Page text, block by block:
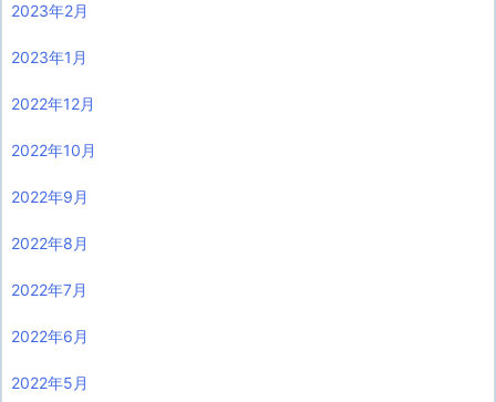
2023年2月
2023年1月
2022年12月
2022年10月
2022年9月
2022年8月
2022年7月
2022年6月
2022年5月